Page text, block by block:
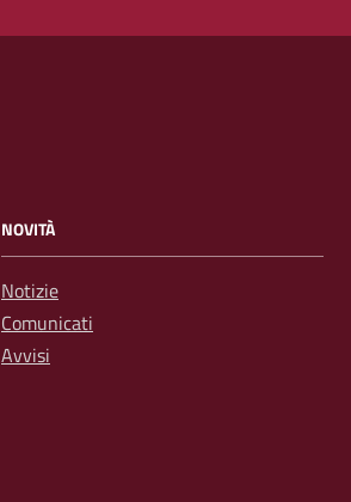
NOVITÀ
Notizie
Comunicati
Avvisi